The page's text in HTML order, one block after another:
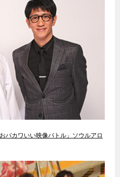
バカワいい映像バトル」ソウルアロ